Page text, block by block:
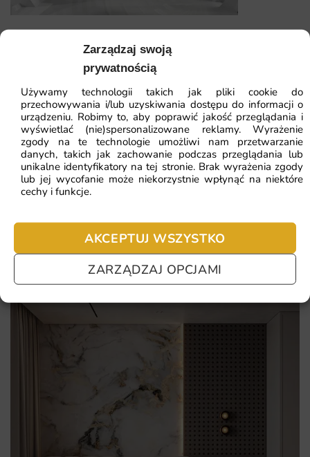
Zarządzaj swoją
prywatnością
Używamy technologii takich jak pliki cookie do
przechowywania i/lub uzyskiwania dostępu do informacji o
urządzeniu. Robimy to, aby poprawić jakość przeglądania i
wyświetlać (nie)spersonalizowane reklamy. Wyrażenie
zgody na te technologie umożliwi nam przetwarzanie
danych, takich jak zachowanie podczas przeglądania lub
unikalne identyfikatory na tej stronie. Brak wyrażenia zgody
lub jej wycofanie może niekorzystnie wpłynąć na niektóre
cechy i funkcje.
AKCEPTUJ WSZYSTKO
ZARZĄDZAJ OPCJAMI
Dlaczego warto wybrać tę fototapetę
Wybierając tę fototapetę, decydujesz się na dekorację,
która łączy estetykę, jakość wykonania i wygodę montażu.
To rozwiązanie sprawdzające się w długiej perspektywie
użytkowania.
Oto najważniejsze zalety, które wyróżniają ten wzór:
soczyste odcienie zieleni i błękitu
łatwa aplikacja bez konieczności moczenia tapety
uspokajający widok kaskady wody
szybka realizacja zamówienia i staranne pakowanie
Najniższa cena z 30 dni:41.93zł
ZOBACZ WSZYSTKIE
Najczęściej zadawane pytania
Pomagamy i doradzamy przy każdym zakupie. Ale jeżeli
nie chcesz czekać – sprawdź najczęściej zadawane pytania.